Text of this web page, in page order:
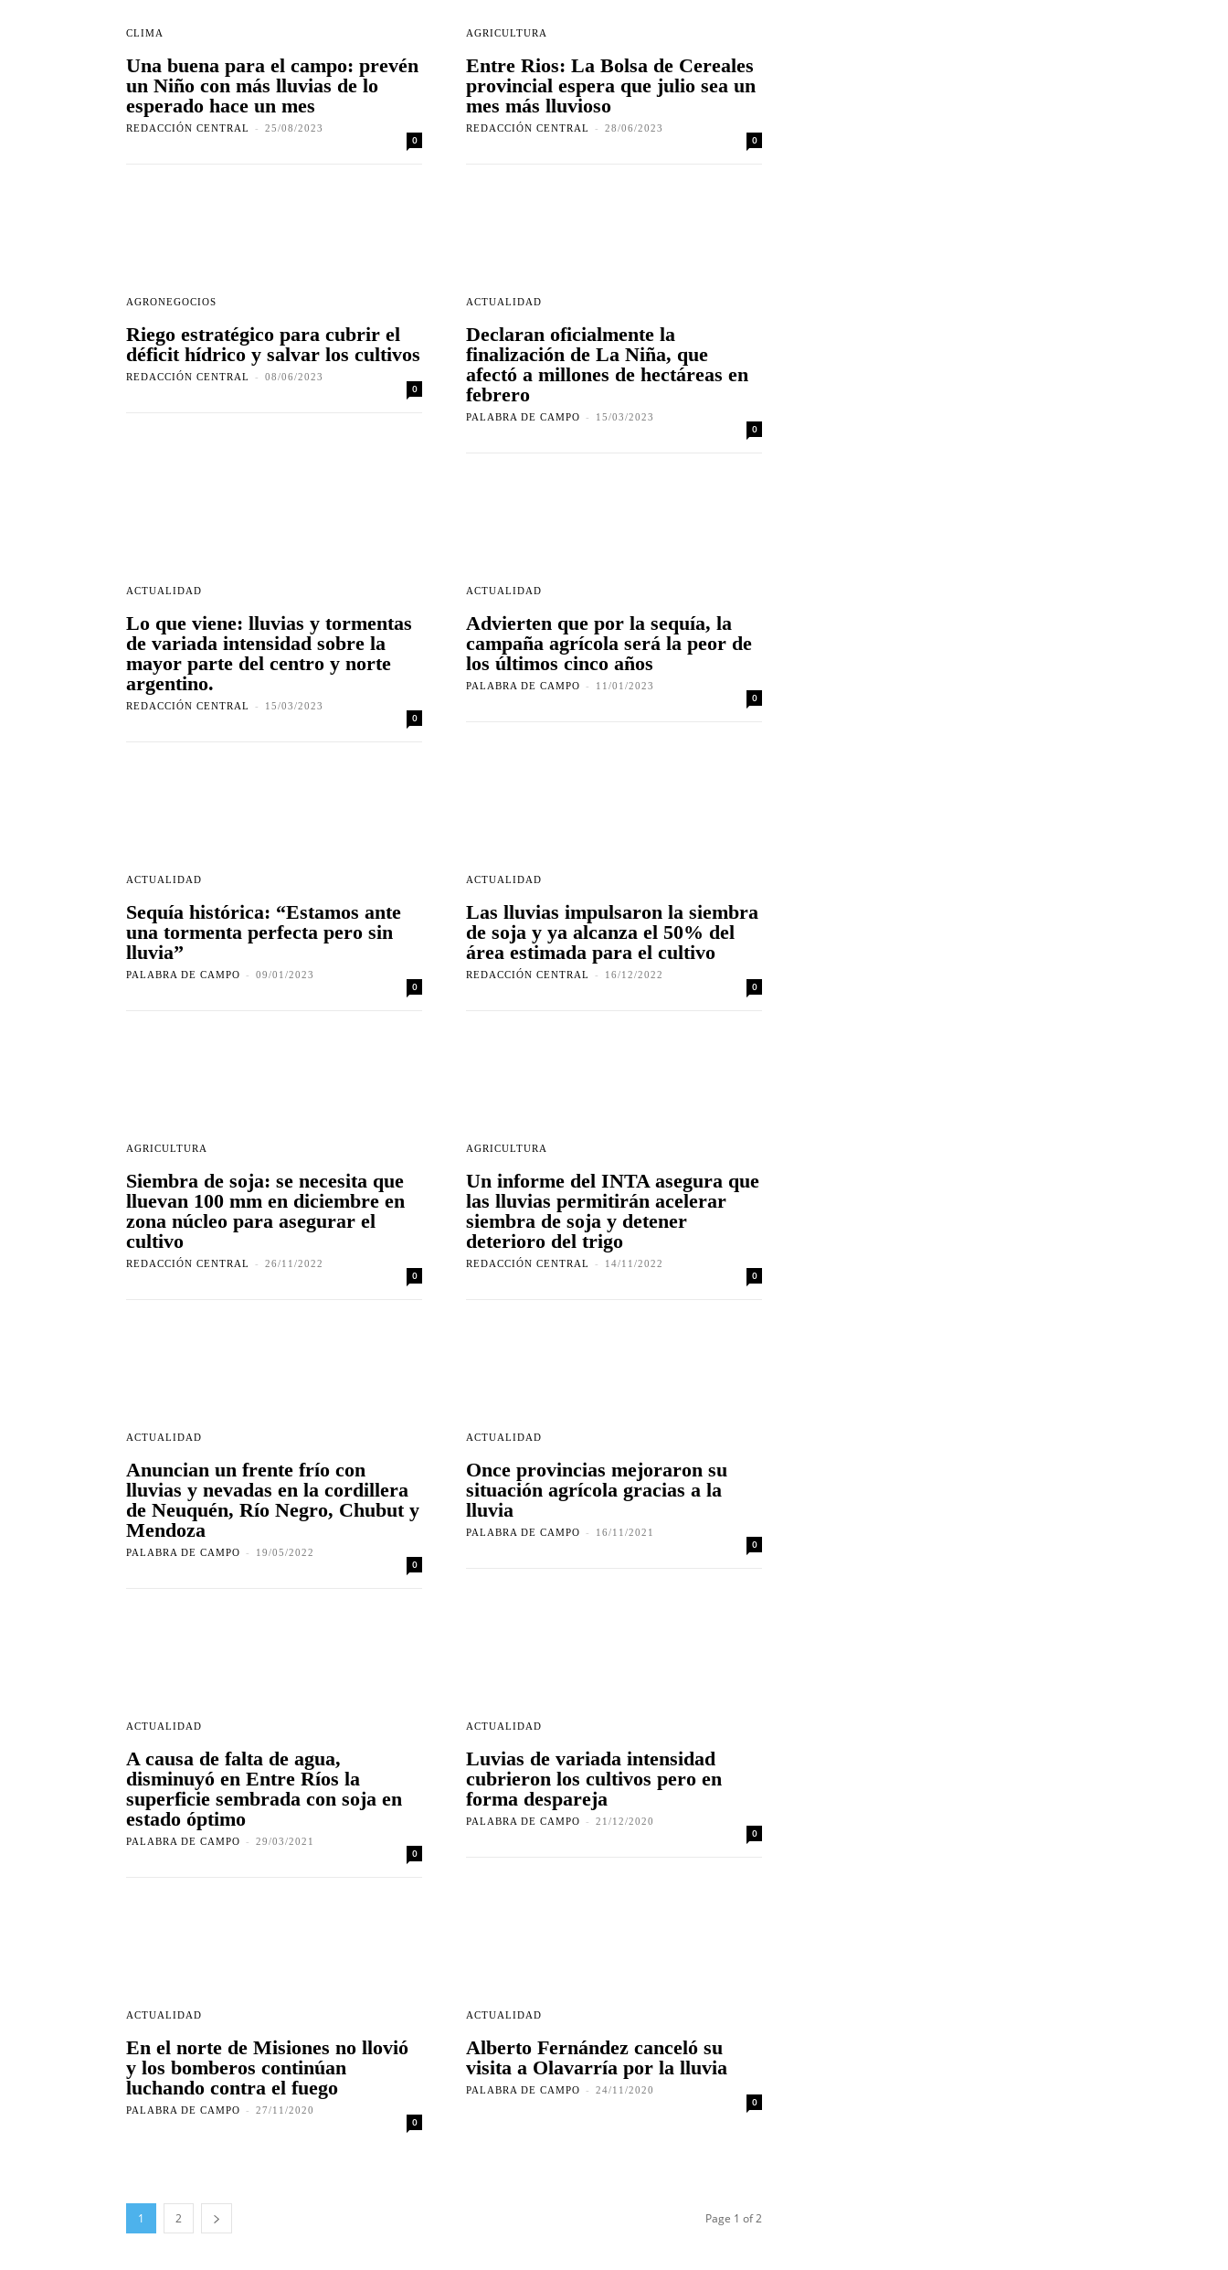
CLIMA
Una buena para el campo: prevén
un Niño con más lluvias de lo
esperado hace un mes
REDACCIÓN CENTRAL - 25/08/2023
0
AGRICULTURA
Entre Rios: La Bolsa de Cereales
provincial espera que julio sea un
mes más lluvioso
REDACCIÓN CENTRAL - 28/06/2023
0
AGRONEGOCIOS
Riego estratégico para cubrir el
déficit hídrico y salvar los cultivos
REDACCIÓN CENTRAL - 08/06/2023
0
ACTUALIDAD
Declaran oficialmente la
finalización de La Niña, que
afectó a millones de hectáreas en
febrero
PALABRA DE CAMPO - 15/03/2023
0
ACTUALIDAD
Lo que viene: lluvias y tormentas
de variada intensidad sobre la
mayor parte del centro y norte
argentino.
REDACCIÓN CENTRAL - 15/03/2023
0
ACTUALIDAD
Advierten que por la sequía, la
campaña agrícola será la peor de
los últimos cinco años
PALABRA DE CAMPO - 11/01/2023
0
ACTUALIDAD
Sequía histórica: “Estamos ante
una tormenta perfecta pero sin
lluvia”
PALABRA DE CAMPO - 09/01/2023
0
ACTUALIDAD
Las lluvias impulsaron la siembra
de soja y ya alcanza el 50% del
área estimada para el cultivo
REDACCIÓN CENTRAL - 16/12/2022
0
AGRICULTURA
Siembra de soja: se necesita que
lluevan 100 mm en diciembre en
zona núcleo para asegurar el
cultivo
REDACCIÓN CENTRAL - 26/11/2022
0
AGRICULTURA
Un informe del INTA asegura que
las lluvias permitirán acelerar
siembra de soja y detener
deterioro del trigo
REDACCIÓN CENTRAL - 14/11/2022
0
ACTUALIDAD
Anuncian un frente frío con
lluvias y nevadas en la cordillera
de Neuquén, Río Negro, Chubut y
Mendoza
PALABRA DE CAMPO - 19/05/2022
0
ACTUALIDAD
Once provincias mejoraron su
situación agrícola gracias a la
lluvia
PALABRA DE CAMPO - 16/11/2021
0
ACTUALIDAD
A causa de falta de agua,
disminuyó en Entre Ríos la
superficie sembrada con soja en
estado óptimo
PALABRA DE CAMPO - 29/03/2021
0
ACTUALIDAD
Luvias de variada intensidad
cubrieron los cultivos pero en
forma despareja
PALABRA DE CAMPO - 21/12/2020
0
ACTUALIDAD
En el norte de Misiones no llovió
y los bomberos continúan
luchando contra el fuego
PALABRA DE CAMPO - 27/11/2020
0
ACTUALIDAD
Alberto Fernández canceló su
visita a Olavarría por la lluvia
PALABRA DE CAMPO - 24/11/2020
0
1 2 Page 1 of 2